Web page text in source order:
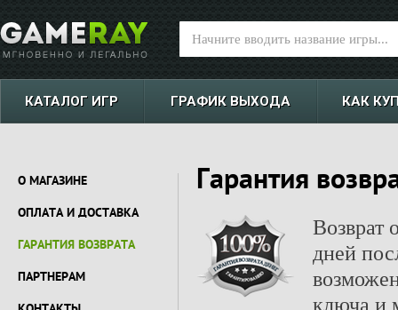
КАТАЛОГ ИГР ГРАФИК ВЫХОДА КАК
О МАГАЗИНЕ
ОПЛАТА И ДОСТАВКА
ГАРАНТИЯ ВОЗВРАТА
ПАРТНЕРАМ
Гарантия
Возврат
дней
ключа и